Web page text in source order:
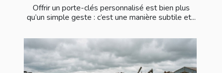
Offrir un porte-clés personnalisé est bien plus
qu’un simple geste : c’est une manière subtile et...